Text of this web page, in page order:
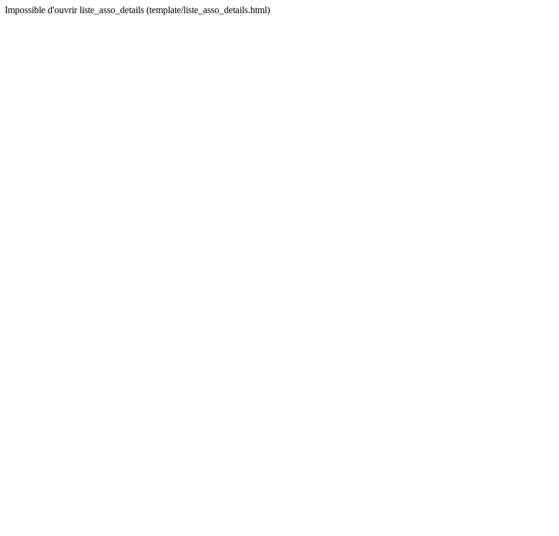
Impossible d'ouvrir liste_asso_details (template/liste_asso_details.html)